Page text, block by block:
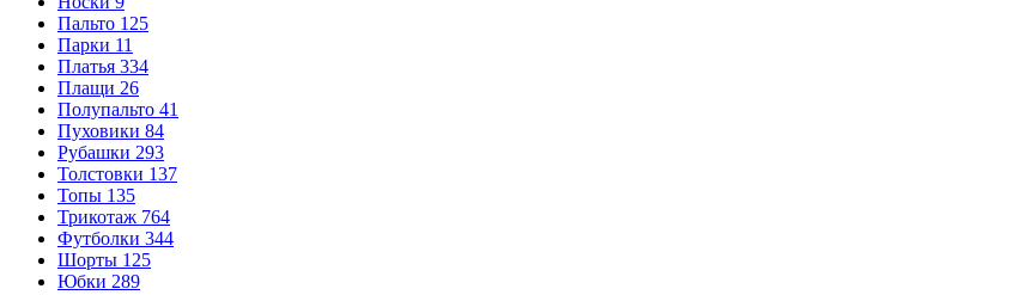
Пальто 125
Парки 11
Платья 334
Плащи 26
Полупальто 41
Пуховики 84
Рубашки 293
Толстовки 137
Топы 135
Трикотаж 764
Футболки 344
Шорты 125
Юбки 289